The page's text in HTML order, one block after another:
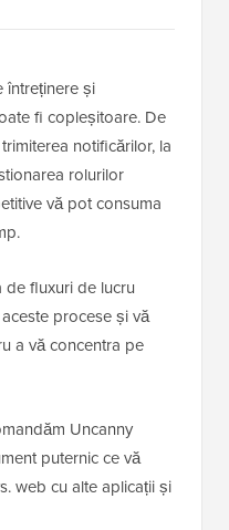
întreținere și
fi copleșitoare. De
notificărilor, la
rolurilor
vă pot consuma
de fluxuri de lucru
procese și vă
a vă concentra pe
Uncanny
puternic ce vă
web cu alte aplicații și